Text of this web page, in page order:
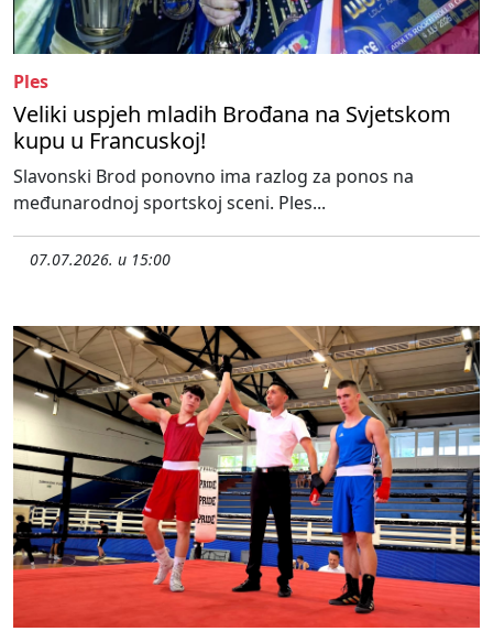
Ples
Veliki uspjeh mladih Brođana na Svjetskom
kupu u Francuskoj!
Slavonski Brod ponovno ima razlog za ponos na
međunarodnoj sportskoj sceni. Ples...
07.07.2026. u 15:00